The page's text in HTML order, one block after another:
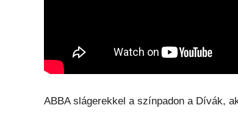
ABBA slágerekkel a színpadon a Dívák,